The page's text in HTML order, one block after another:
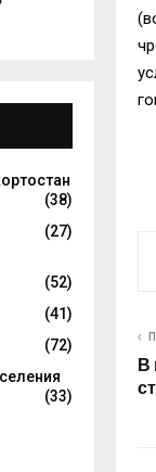
В
(38)
(27)
(52)
(41)
(72)
(33)